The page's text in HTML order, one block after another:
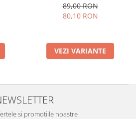
89,00 RON
80,10 RON
VEZI VARIANTE
si promotiile noastre